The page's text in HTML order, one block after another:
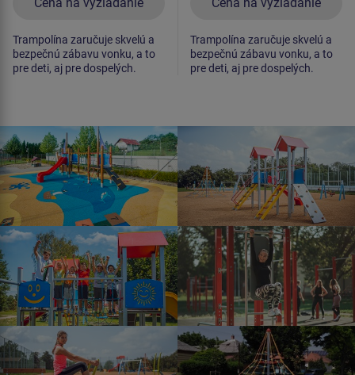
Cena na vyžiadanie
Trampolína zaručuje skvelú a
bezpečnú zábavu vonku, a to
pre deti, aj pre dospelých.
Cena na vyžiadanie
Trampolína zaručuje skvelú a
bezpečnú zábavu vonku, a to
pre deti, aj pre dospelých.